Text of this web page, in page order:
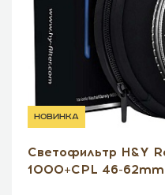
новинка
Светофильтр H&Y
1000+CPL 46-62mm